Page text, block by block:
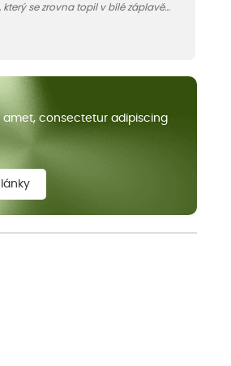
se zrovna topil v bílé záplavě
jedinečný kus krajiny vznikl.
amet, consectetur adipiscing